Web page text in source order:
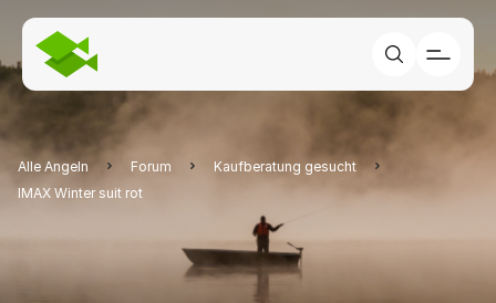
Alle Angeln Forum
Kaufberatung gesucht
IMAX Winter suit rot